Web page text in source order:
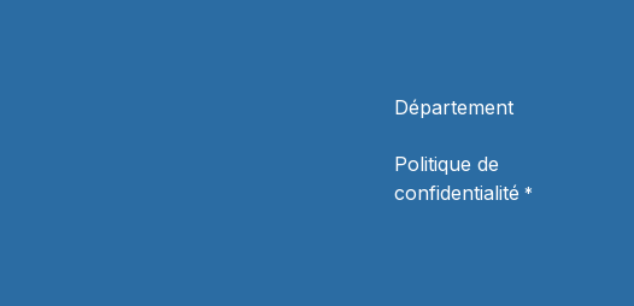
Département
Politique de
confidentialité *